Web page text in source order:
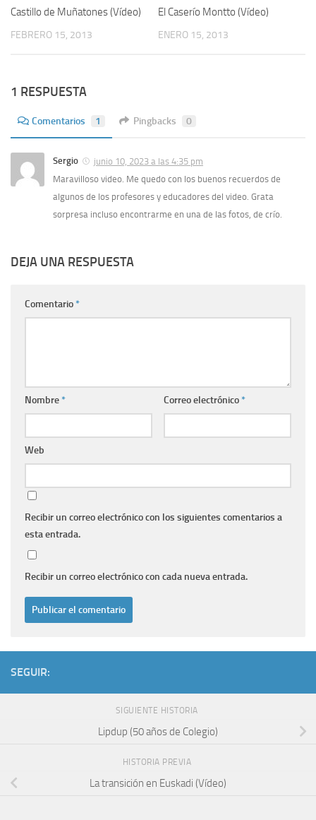
Castillo de Muñatones (Ví­deo)
FEBRERO 15, 2013
El Caserí­o Montto (Ví­deo)
ENERO 15, 2013
1 RESPUESTA
Comentarios 1 Pingbacks 0
Sergio
junio 10, 2023 a las 4:35 pm
Maravilloso video. Me quedo con los buenos recuerdos de
algunos de los profesores y educadores del video. Grata
sorpresa incluso encontrarme en una de las fotos, de crío.
DEJA UNA RESPUESTA
Comentario*
Nombre* Correo electrónico*
Web
Recibir un correo electrónico con los siguientes comentarios a
esta entrada.
Recibir un correo electrónico con cada nueva entrada.
SEGUIR:
SIGUIENTE HISTORIA
Lipdup (50 años de Colegio)
HISTORIA PREVIA
La transición en Euskadi (Ví­deo)